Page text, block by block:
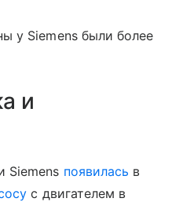
у Siemens были более
и
Siemens появилась в
с двигателем в